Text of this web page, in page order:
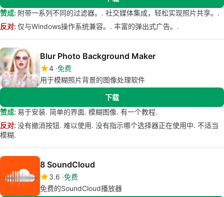
赞成: 附带一系列不同的过滤器。. 社交媒体集成，轻松实现照片共享。.
反对: 仅与Windows操作系统兼容。. 丰富的弹出式广告。.
Blur Photo Background Maker
4 免费
用于模糊照片背景的图像处理软件
下载
赞成: 易于安装. 简单的界面. 模糊图像. 有一个教程.
反对: 没有撤消按钮. 难以使用. 没有指示哪个选择器正在使用中. 不适当
模糊.
8 SoundCloud
3.6 免费
免费的SoundCloud播放器